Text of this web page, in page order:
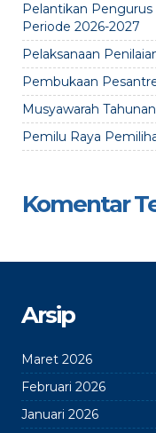
Pelantikan Pengurus
Periode 2026-2027
Pelaksanaan
Pembukaan
Musyawarah Tahunan
Pemilu Raya
Komentar
Arsip
Maret 2026
Februari 2026
Januari 2026